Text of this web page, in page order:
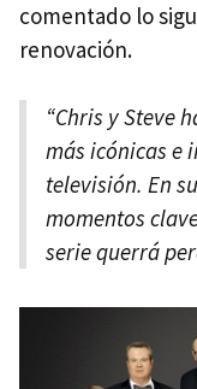
comentado lo
renovación.
“Chris y Steve
más icónicas e
televisión. En
momentos
serie querrá